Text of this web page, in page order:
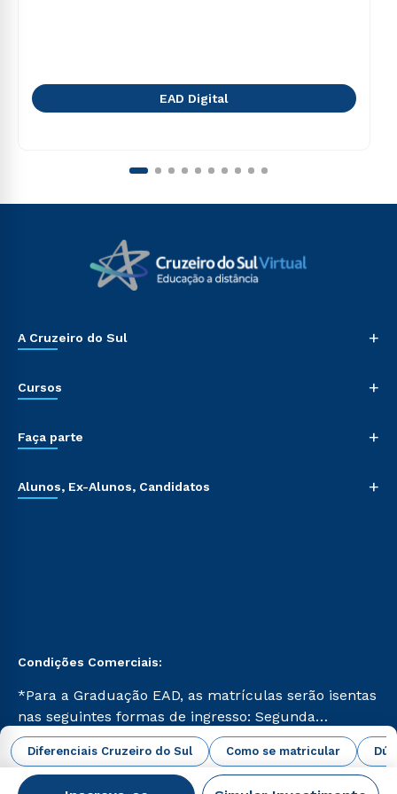
Diferenciais Cruzeiro do Sul Como se matricular
EAD Digital
A Cruzeiro do Sul +
Cursos +
Faça parte +
Alunos, Ex-Alunos, Candidatos +
Condições Comerciais:
*Para a Graduação EAD, as matrículas serão isentas
nas seguintes formas de ingresso: Segunda
Graduação, Segunda Graduação 2.0 e Transferência.
Já para as demais, a taxa de matrícula será de R$
49. *Para a Pós-graduação EAD, as ofertas
abrir todas as condições vigentes